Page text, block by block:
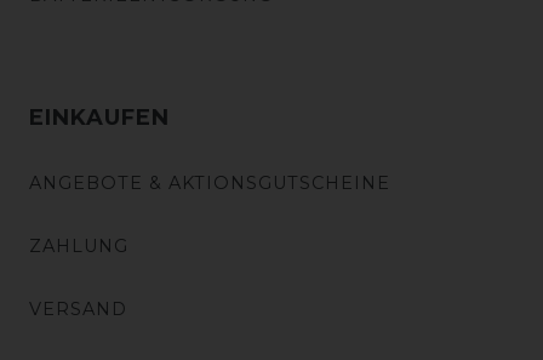
EINKAUFEN
ANGEBOTE & AKTIONSGUTSCHEINE
ZAHLUNG
VERSAND